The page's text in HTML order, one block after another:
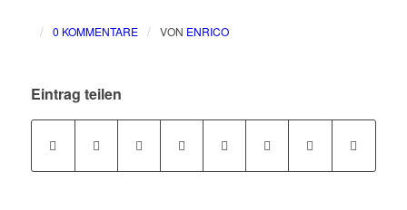
/ 0 KOMMENTARE / VON ENRICO
Eintrag teilen